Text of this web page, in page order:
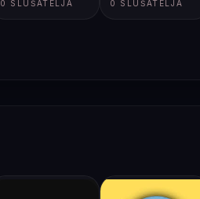
0 SLUŠATELJA 0 SLUŠATELJA